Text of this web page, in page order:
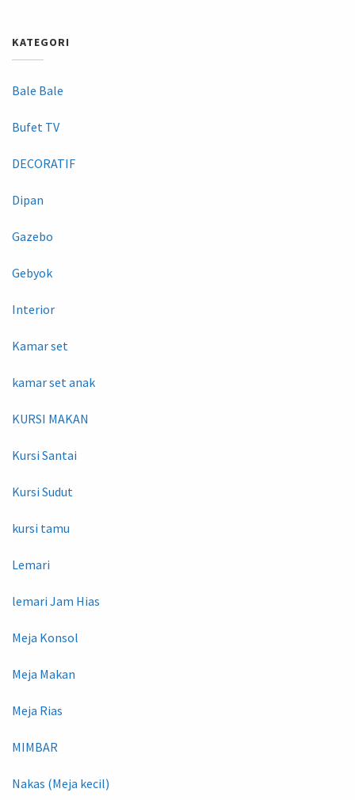
KATEGORI
Bale Bale
Bufet TV
DECORATIF
Dipan
Gazebo
Gebyok
Interior
Kamar set
kamar set anak
KURSI MAKAN
Kursi Santai
Kursi Sudut
kursi tamu
Lemari
lemari Jam Hias
Meja Konsol
Meja Makan
Meja Rias
MIMBAR
Nakas (Meja kecil)